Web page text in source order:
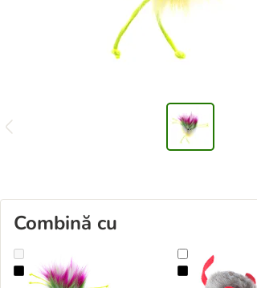
Combină cu
TIAKI Monstru curcubeu jucărie pentru pisici
Șoricel